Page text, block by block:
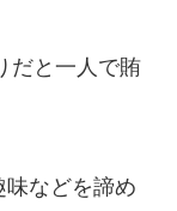
だと一人で賄
味などを諦め